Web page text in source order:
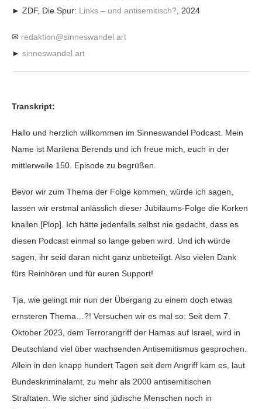
► ZDF, Die Spur: Links – und antisemitisch? , 2024
✉ redaktion@sinneswandel.art
► sinneswandel.art
Transkript:
Hallo und herzlich willkommen im Sinneswandel Podcast. Mein
Name ist Marilena Berends und ich freue mich, euch in der
mittlerweile 150. Episode zu begrüßen.
Bevor wir zum Thema der Folge kommen, würde ich sagen,
lassen wir erstmal anlässlich dieser Jubiläums-Folge die Korken
knallen [Plop]. Ich hätte jedenfalls selbst nie gedacht, dass es
diesen Podcast einmal so lange geben wird. Und ich würde
sagen, ihr seid daran nicht ganz unbeteiligt. Also vielen Dank
fürs Reinhören und für euren Support!
Tja, wie gelingt mir nun der Übergang zu einem doch etwas
ernsteren Thema…?! Versuchen wir es mal so: Seit dem 7.
Oktober 2023, dem Terrorangriff der Hamas auf Israel, wird in
Deutschland viel über wachsenden Antisemitismus gesprochen.
Allein in den knapp hundert Tagen seit dem Angriff kam es, laut
Bundeskriminalamt, zu mehr als 2000 antisemitischen
Straftaten. Wie sicher sind jüdische Menschen noch in